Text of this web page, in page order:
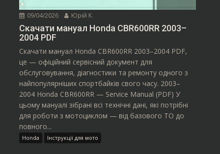
09/04/2026 Юрій К.
Скачати мануал Honda CBR600RR 2003–
2004 PDF
Скачати мануал Honda CBR600RR 2003–2004 PDF,
це — офіційний сервісний документ для
обслуговування, діагностики та ремонту одного з
найпопулярніших спортбайків свого часу. 2003–
2004 Honda CBR600RR — Service Manual (PDF) У
цьому мануалі зібрані всі технічні дані, які потрібні
для роботи з мотоциклом — від базового ТО до
повного...
Honda Інструкції для мото